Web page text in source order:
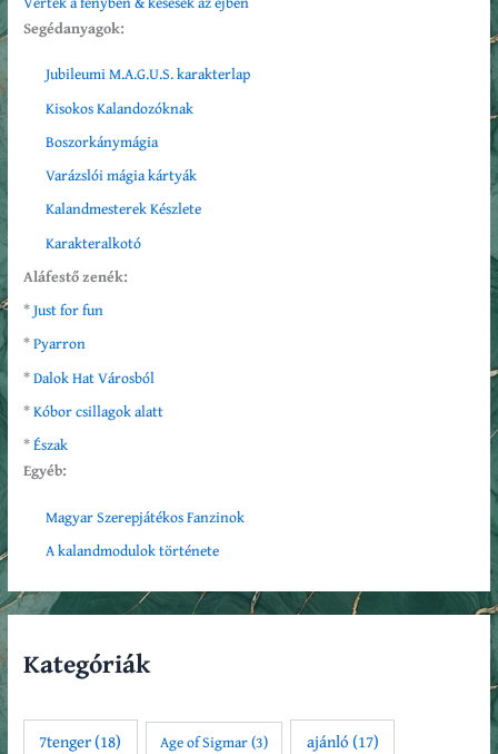
Segédanyagok:
Jubileumi M.A.G.U.S. karakterlap
Kisokos Kalandozóknak
Boszorkánymágia
Varázslói mágia kártyák
Kalandmesterek Készlete
Karakteralkotó
Aláfestő zenék:
*Just for fun
*Pyarron
*Dalok Hat Városból
*Kóbor csillagok alatt
*Észak
Egyéb:
Magyar Szerepjátékos Fanzinok
A kalandmodulok története
Kategóriák
7tenger(18) Age of Sigmar(3) ajánló(17)